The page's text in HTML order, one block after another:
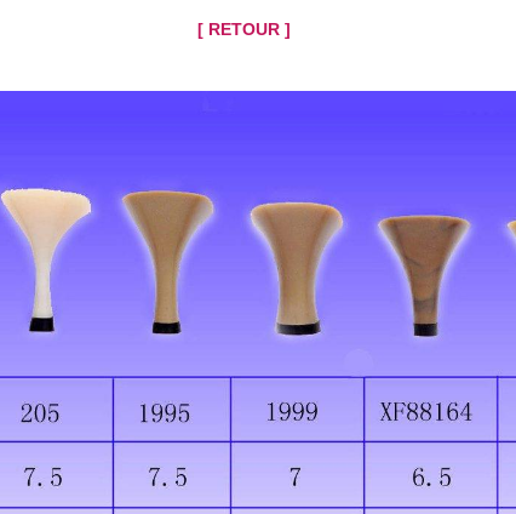
[ RETOUR ]